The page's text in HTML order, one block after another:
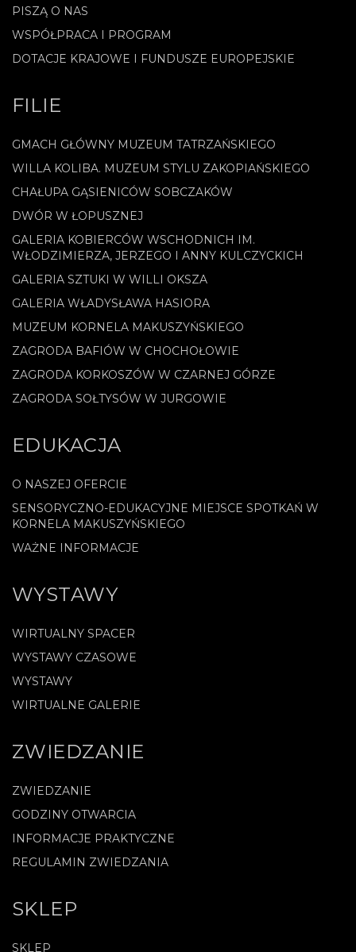
PISZĄ O NAS
WSPÓŁPRACA I PROGRAM
DOTACJE KRAJOWE I FUNDUSZE EUROPEJSKIE
FILIE
GMACH GŁÓWNY MUZEUM TATRZAŃSKIEGO
WILLA KOLIBA. MUZEUM STYLU ZAKOPIAŃSKIEGO
CHAŁUPA GĄSIENICÓW SOBCZAKÓW
DWÓR W ŁOPUSZNEJ
GALERIA KOBIERCÓW WSCHODNICH IM.
WŁODZIMIERZA, JERZEGO I ANNY KULCZYCKICH
GALERIA SZTUKI W WILLI OKSZA
GALERIA WŁADYSŁAWA HASIORA
MUZEUM KORNELA MAKUSZYŃSKIEGO
ZAGRODA BAFIÓW W CHOCHOŁOWIE
ZAGRODA KORKOSZÓW W CZARNEJ GÓRZE
ZAGRODA SOŁTYSÓW W JURGOWIE
EDUKACJA
O NASZEJ OFERCIE
SENSORYCZNO-EDUKACYJNE MIEJSCE SPOTKAŃ W
KORNELA MAKUSZYŃSKIEGO
WAŻNE INFORMACJE
WYSTAWY
WIRTUALNY SPACER
WYSTAWY CZASOWE
WYSTAWY
WIRTUALNE GALERIE
ZWIEDZANIE
ZWIEDZANIE
GODZINY OTWARCIA
INFORMACJE PRAKTYCZNE
REGULAMIN ZWIEDZANIA
SKLEP
SKLEP